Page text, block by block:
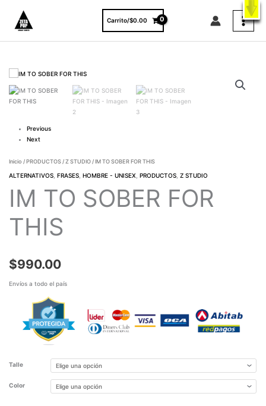
X
VER PRODUCTOS
contenido
Carrito/$0.00
Previous
Next
Inicio / PRODUCTOS/Z STUDIO/ IM TO SOBER FOR THIS
ALTERNATIVOS ,FRASES ,HOMBRE - UNISEX ,PRODUCTOS ,Z STUDIO
IM TO SOBER FOR
THIS
$990.00
Envíos a todo el país
Talle
Color
TO
SOBER
FOR
cantidad